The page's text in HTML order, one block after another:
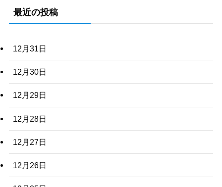
最近の投稿
12月31日
12月30日
12月29日
12月28日
12月27日
12月26日